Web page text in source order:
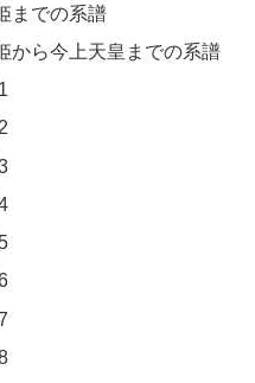
までの系譜
から今上天皇までの系譜